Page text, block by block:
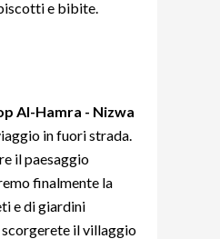
e bibite.
Al-Hamra - Nizwa
in fuori strada.
il paesaggio
finalmente la
e di giardini
scorgerete il villaggio